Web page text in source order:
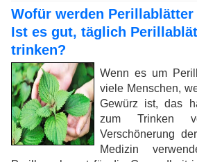
Wofür werden Perillablätter
Ist es gut, täglich
trinken?
Wenn es um
viele Menschen,
Gewürz ist, das
zum Trinken
Verschönerung
Medizin